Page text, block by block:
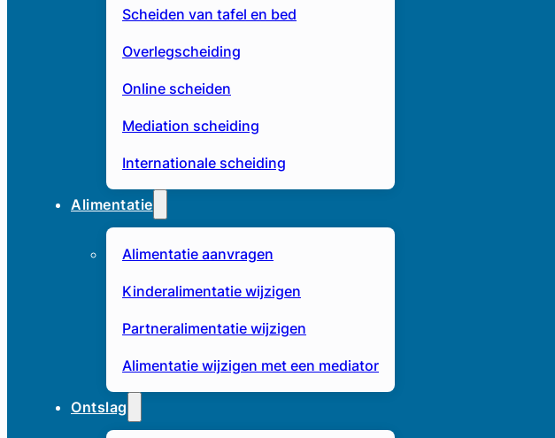
Scheiden van tafel en bed
Overlegscheiding
Online scheiden
Mediation scheiding
Internationale scheiding
Alimentatie
Alimentatie aanvragen
Kinderalimentatie wijzigen
Partneralimentatie wijzigen
Alimentatie wijzigen met een mediator
Ontslag